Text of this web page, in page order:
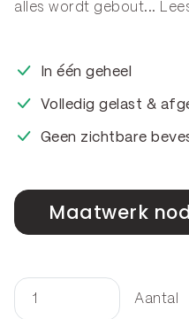
alles wordt gebout...
In één geheel
Volledig gelast &
Geen zichtbare
Maatwerk
Borderrand
Aantal